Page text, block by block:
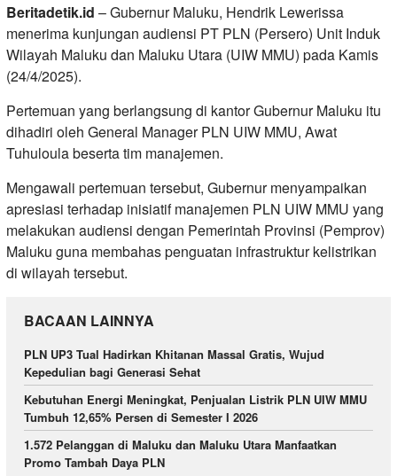
Beritadetik.id – Gubernur Maluku, Hendrik Lewerissa
menerima kunjungan audiensi PT PLN (Persero) Unit Induk
Wilayah Maluku dan Maluku Utara (UIW MMU) pada Kamis
(24/4/2025).
Pertemuan yang berlangsung di kantor Gubernur Maluku itu
dihadiri oleh General Manager PLN UIW MMU, Awat
Tuhuloula beserta tim manajemen.
Mengawali pertemuan tersebut, Gubernur menyampaikan
apresiasi terhadap inisiatif manajemen PLN UIW MMU yang
melakukan audiensi dengan Pemerintah Provinsi (Pemprov)
Maluku guna membahas penguatan infrastruktur kelistrikan
di wilayah tersebut.
BACAAN LAINNYA
PLN UP3 Tual Hadirkan Khitanan Massal Gratis, Wujud
Kepedulian bagi Generasi Sehat
Kebutuhan Energi Meningkat, Penjualan Listrik PLN UIW MMU
Tumbuh 12,65% Persen di Semester I 2026
1.572 Pelanggan di Maluku dan Maluku Utara Manfaatkan
Promo Tambah Daya PLN